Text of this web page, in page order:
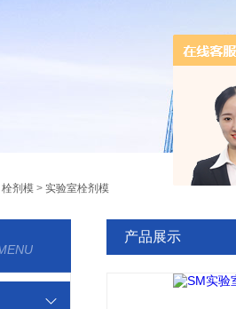
栓剂模 > 实验室栓剂模
产品展示